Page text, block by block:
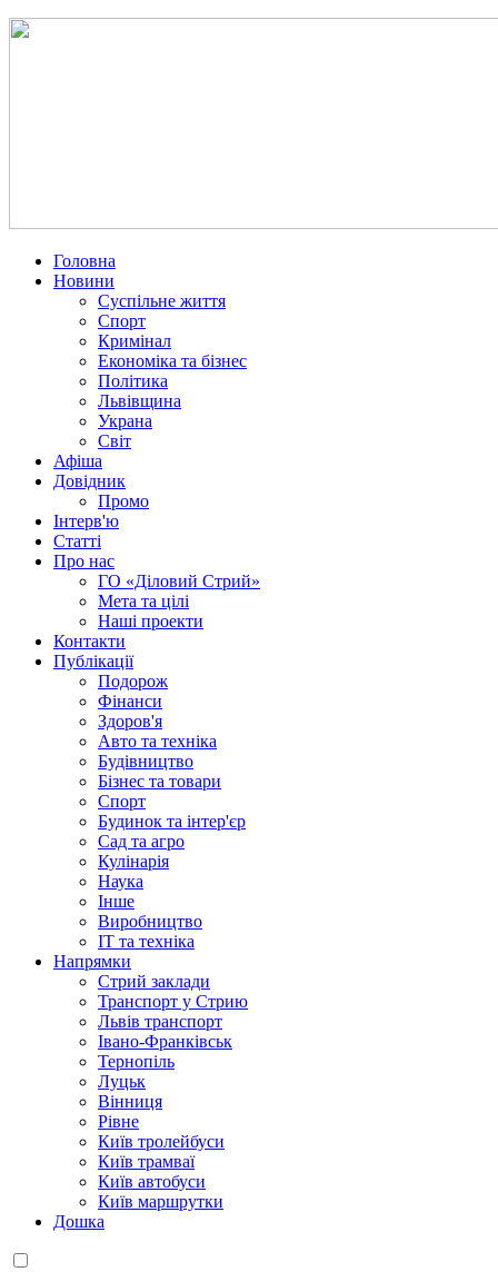
Головна
Новини
Суспільне життя
Спорт
Кримінал
Економіка та бізнес
Політика
Львівщина
Украна
Світ
Афіша
Довідник
Промо
Інтерв'ю
Статті
Про нас
ГО «Діловий Стрий»
Мета та цілі
Наші проекти
Контакти
Публікації
Подорож
Фінанси
Здоров'я
Авто та техніка
Будівництво
Бізнес та товари
Спорт
Будинок та інтер'єр
Сад та агро
Кулінарія
Наука
Інше
Виробництво
IT та техніка
Напрямки
Стрий заклади
Транспорт у Стрию
Львів транспорт
Івано-Франківськ
Тернопіль
Луцьк
Вінниця
Рівне
Київ тролейбуси
Київ трамваї
Київ автобуси
Київ маршрутки
Дошка